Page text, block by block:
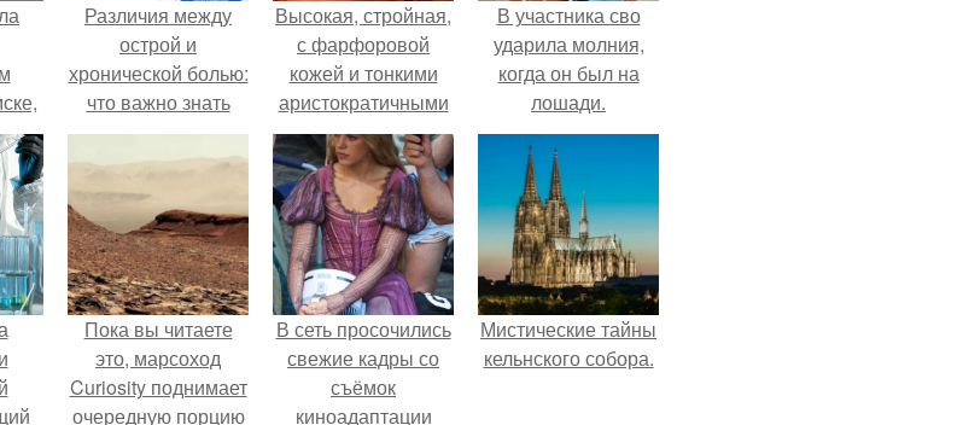
Различия между
острой и
хронической болью:
что важно знать
Высокая, стройная,
с фарфоровой
кожей и тонкими
аристократичными
чертами, эль
выглядит так, будто
сошла с полотна
художника.
В участника сво
ударила молния,
когда он был на
лошади.
Пока вы читаете
это, марсоход
Curiosity поднимает
очередную порцию
В сеть просочились
свежие кадры со
съёмок
киноадаптации
Мистические тайны
кельнского собора.